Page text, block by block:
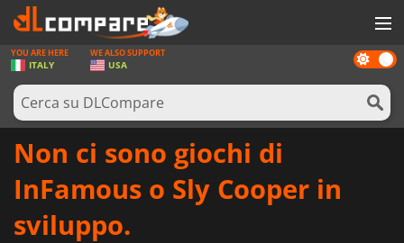
GIOCHI
PREPAGATE
SOFTWARE
Dark
mode
YOU ARE HERE
ITALY
WE ALSO SUPPORT
USA
Non ci sono giochi di
InFamous o Sly Cooper in
sviluppo.